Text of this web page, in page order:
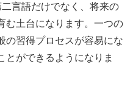
言語だけでなく、将来の
む土台になります。一つの
の習得プロセスが容易にな
とができるようになりま